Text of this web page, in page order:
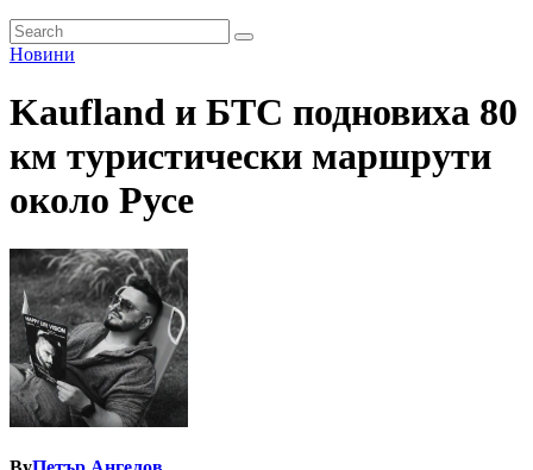
Новини
Kaufland и БТС подновиха 80
км туристически маршрути
около Русе